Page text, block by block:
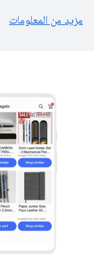
مزيد من المعلومات